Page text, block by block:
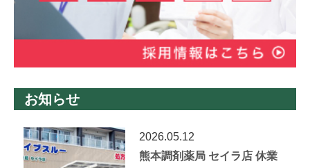
お知らせ
2026.05.12
熊本調剤薬局 セイラ店 休業